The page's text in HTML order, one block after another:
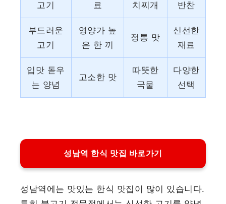
고기
료
치찌개
반찬
부드러운
고기
영양가 높
은 한 끼
정통 맛
신선한
재료
입맛 돋우
는 양념
고소한 맛
따뜻한
국물
다양한
선택
성남역 한식 맛집 바로가기
성남역에는 맛있는 한식 맛집이 많이 있습니다.